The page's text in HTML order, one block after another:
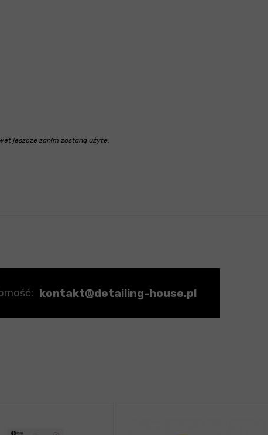
jeszcze zanim zostaną użyte.
kontakt@detailing-house.pl